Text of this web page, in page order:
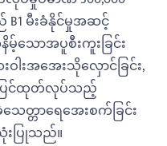
မီးခံနိုင်မှုအဆင့်
သောအပူစီးကူးခြင်း
းဝါးအအေးသိုလှောင်ခြင်း,
ပြင်ထုတ်လုပ်သည့်
တ္တာရေအေးစက်ခြင်း
းပြုသည်။